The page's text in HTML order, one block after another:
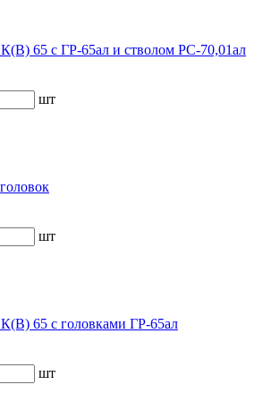
65 с ГР-65ал и стволом РС-70,01ал
шт
шт
65 с головками ГР-65ал
шт